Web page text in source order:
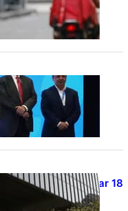
convênio para
milhões em
podem beneficiar 18